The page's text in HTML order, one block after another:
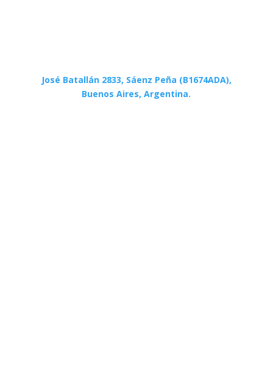
José Batallán 2833, Sáenz Peña (B1674ADA),
Buenos Aires, Argentina.